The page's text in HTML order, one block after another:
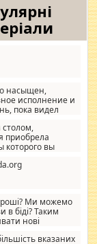
насыщен,
исполнение и
пока видел
что главное -
удорожающих
столом,
приобрела
которого вы
Ми можемо
біді? Таким
нові
Коженвказаних